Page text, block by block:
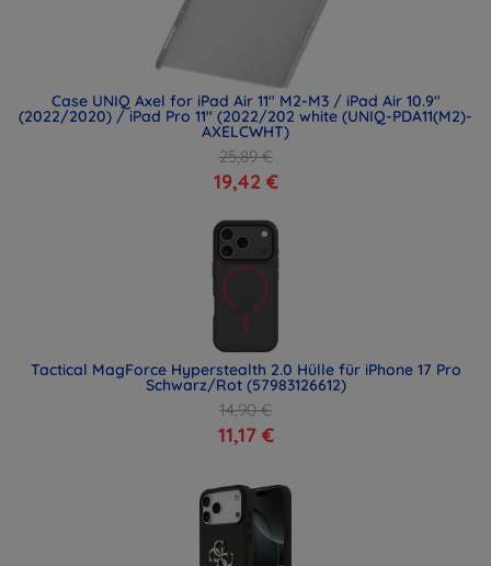
Case UNIQ Axel for iPad Air 11" M2-M3 / iPad Air 10.9"
(2022/2020) / iPad Pro 11" (2022/202 white (UNIQ-PDA11(M2)-
AXELCWHT)
25,89 €
19,42 €
Tactical MagForce Hyperstealth 2.0 Hülle für iPhone 17 Pro
Schwarz/Rot (57983126612)
14,90 €
11,17 €